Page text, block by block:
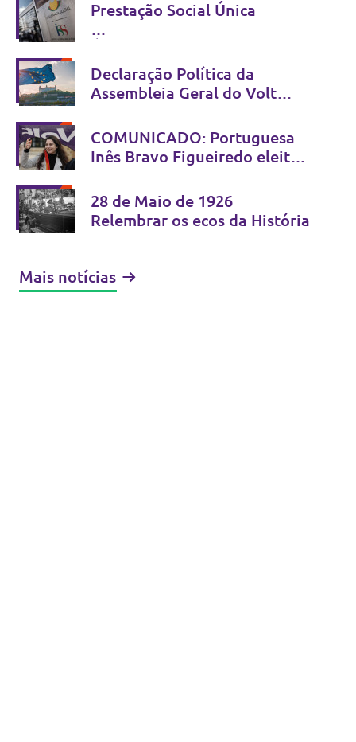
Prestação Social Única
criminalizar - Não se combate
fraude com estigma
Declaração Política da
Assembleia Geral do Volt
Bratislava, 13 e 14 de Junho
de 2026
COMUNICADO: Portuguesa
Inês Bravo Figueiredo eleita
28 de Maio de 1926
Relembrar os ecos da História
Mais notícias